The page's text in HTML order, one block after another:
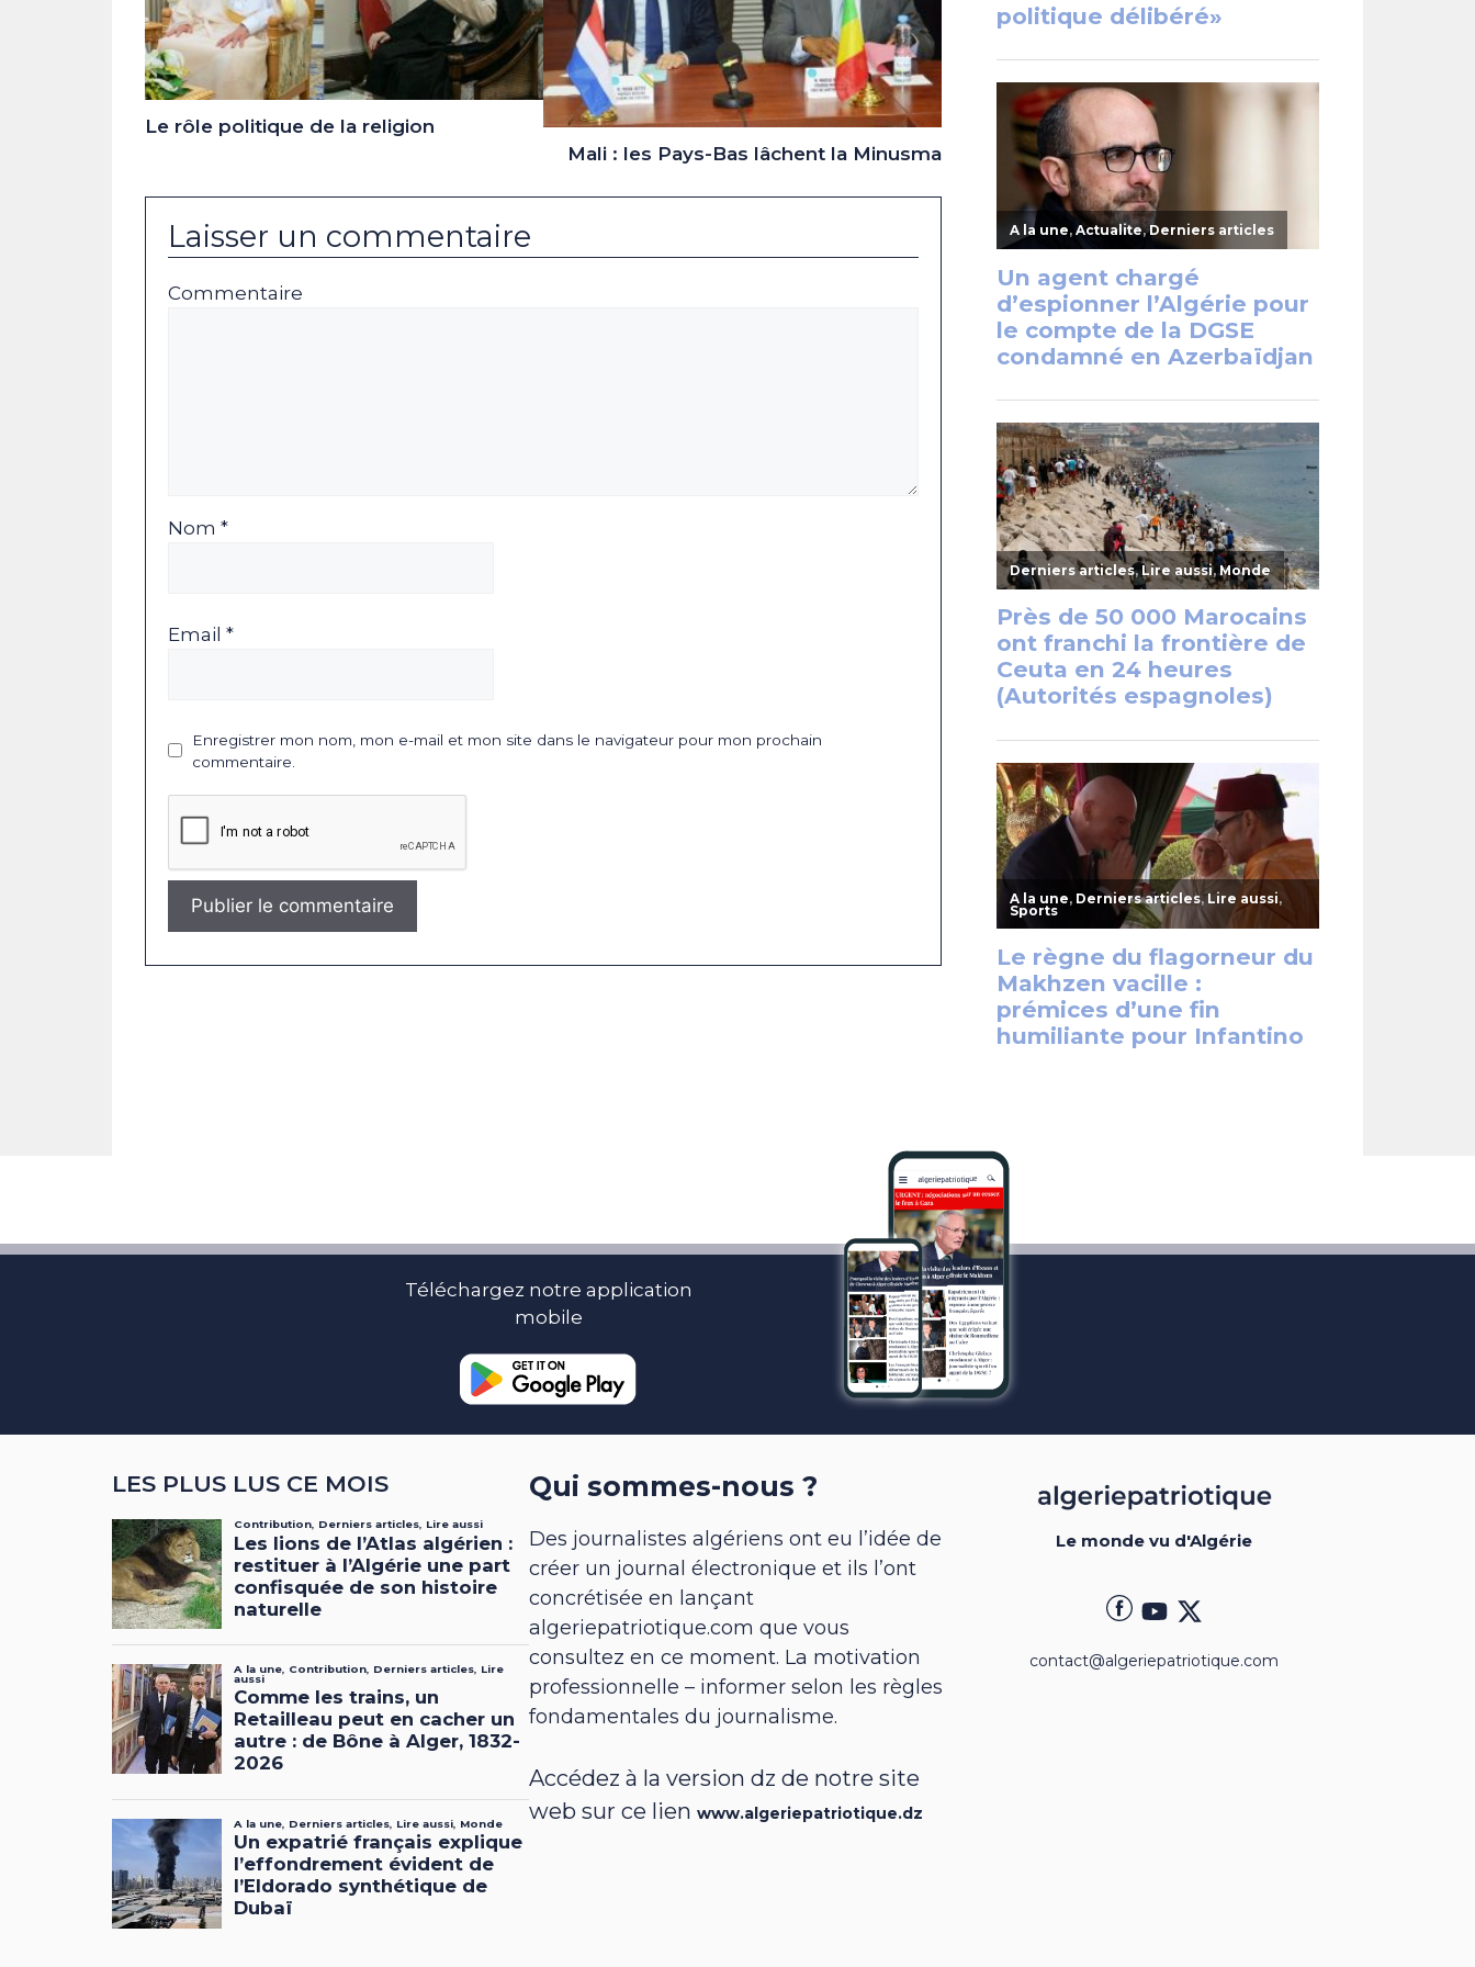
Le rôle politique de la religion
Mali : les Pays-Bas lâchent la Minusma
Laisser un commentaire
Commentaire
Nom *
Email *
Enregistrer mon nom, mon e-mail et mon site dans le navigateur pour mon prochain
commentaire.
Téléchargez notre application
mobile
LES PLUS LUS CE MOIS Qui sommes-nous ?
Des journalistes algériens ont eu l’idée de
créer un journal électronique et ils l’ont
concrétisée en lançant
algeriepatriotique.com que vous
consultez en ce moment. La motivation
professionnelle – informer selon les règles
fondamentales du journalisme.
Accédez à la version dz de notre site
web sur ce lienwww.algeriepatriotique.dz
Le monde vu d'Algérie
contact@algeriepatriotique.com